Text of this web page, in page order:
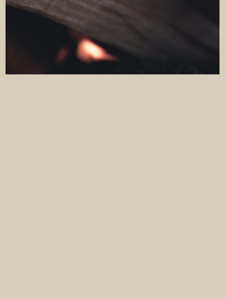
ICH HABE DIE
DATENSCHUTZBESTIMMUNGEN
KENNTNIS GENOMMEN UND BIN DAMIT EINVERSTANDEN.